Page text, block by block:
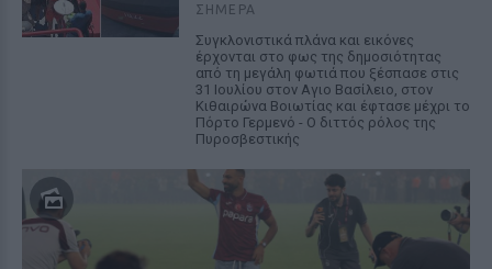
ΣΉΜΕΡΑ
Συγκλονιστικά πλάνα και εικόνες
έρχονται στο φως της δημοσιότητας
από τη μεγάλη φωτιά που ξέσπασε στις
31 Ιουλίου στον Αγιο Βασίλειο, στον
Κιθαιρώνα Βοιωτίας και έφτασε μέχρι το
Πόρτο Γερμενό - Ο διττός ρόλος της
Πυροσβεστικής